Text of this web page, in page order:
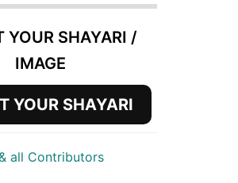
YOUR SHAYARI /
IMAGE
YOUR SHAYARI
all Contributors